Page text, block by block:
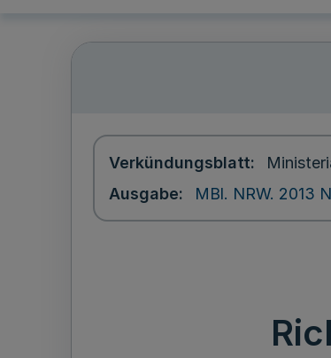
Verkündungsblatt
Ausgabe
MBl. NRW. 2013